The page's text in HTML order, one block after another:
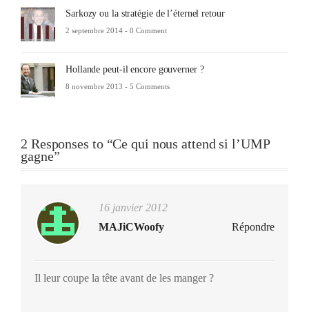
Sarkozy ou la stratégie de l’éternel retour
2 septembre 2014 - 0 Comment
Hollande peut-il encore gouverner ?
8 novembre 2013 - 5 Comments
2 Responses to “Ce qui nous attend si l’UMP
gagne”
16 janvier 2012
MAJiCWoofy
Répondre
Il leur coupe la tête avant de les manger ?